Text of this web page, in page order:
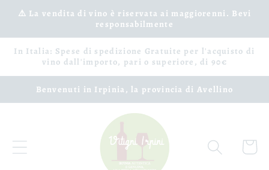
Vai
direttamente
⚠️ La vendita di vino è riservata ai maggiorenni. Bevi
responsabilmente
In Italia: Spese di spedizione Gratuite per l'acquisto di
vino dall'importo, pari o superiore, di 90€
Benvenuti in Irpinia, la provincia di Avellino
Carrello